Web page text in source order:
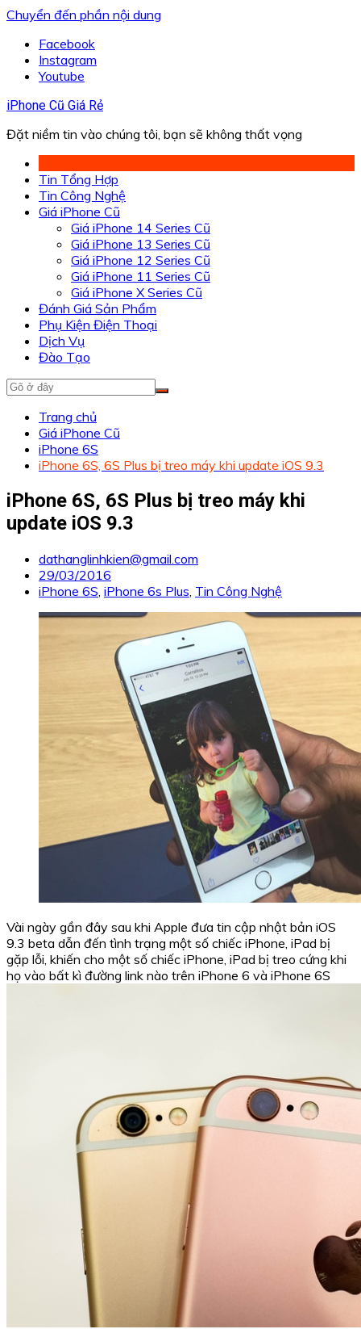
Chuyển đến phần nội dung
Facebook
Instagram
Youtube
iPhone Cũ Giá Rẻ
Đặt niềm tin vào chúng tôi, bạn sẽ không thất vọng
Tin Tổng Hợp
Tin Công Nghệ
Giá iPhone Cũ
Giá iPhone 14 Series Cũ
Giá iPhone 13 Series Cũ
Giá iPhone 12 Series Cũ
Giá iPhone 11 Series Cũ
Giá iPhone X Series Cũ
Đánh Giá Sản Phẩm
Phụ Kiện Điện Thoại
Dịch Vụ
Đào Tạo
Trang chủ
Giá iPhone Cũ
iPhone 6S
iPhone 6S, 6S Plus bị treo máy khi update iOS 9.3
iPhone 6S, 6S Plus bị treo máy khi
update iOS 9.3
dathanglinhkien@gmail.com
29/03/2016
iPhone 6S iPhone 6s Plus Tin Công Nghệ
Vài ngày gần đây sau khi Apple đưa tin cập nhật bản iOS
9.3 beta dẫn đến tình trạng một số chiếc iPhone, iPad bị
gặp lỗi, khiến cho một số chiếc iPhone, iPad bị treo cứng khi
họ vào bất kì đường link nào trên iPhone 6 và iPhone 6S